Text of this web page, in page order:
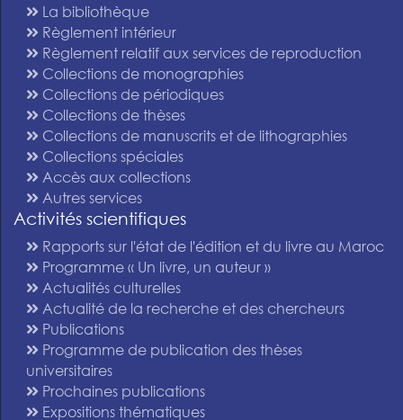
La bibliothèque
Règlement intérieur
Règlement relatif aux services de reproduction
Collections de monographies
Collections de périodiques
Collections de thèses
Collections de manuscrits et de lithographies
Collections spéciales
Accès aux collections
Autres services
Activités scientifiques
Rapports sur l'état de l'édition et du livre au Maroc
Programme « Un livre, un auteur »
Actualités culturelles
Actualité de la recherche et des chercheurs
Publications
Programme de publication des thèses
universitaires
Prochaines publications
Expositions thématiques